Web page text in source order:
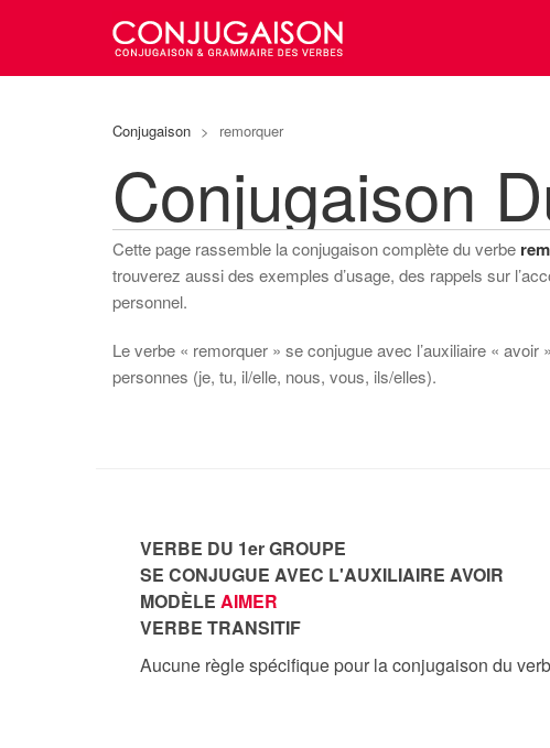
Conjugaison > remorquer
Conjugaison
Cette page rassemble la conjugaison complète du verbe
trouverez aussi des exemples d’usage, des rappels sur
personnel.
Le verbe « remorquer » se conjugue avec l’auxiliaire «
personnes (je, tu, il/elle, nous, vous, ils/elles).
VERBE DU 1er GROUPE
SE CONJUGUE AVEC L'AUXILIAIRE AVOIR
MODÈLE AIMER
VERBE TRANSITIF
Aucune règle spécifique pour la conjugaison du